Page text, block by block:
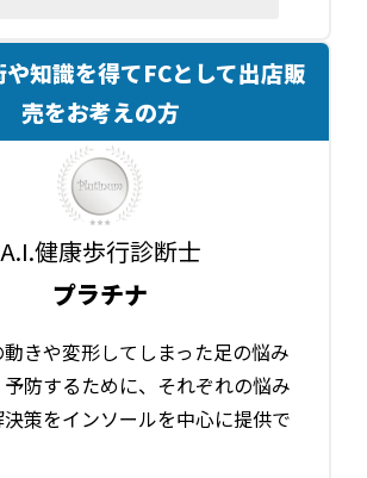
知識を得てFCとして出店販
売をお考えの方
A.I.健康歩行診断士
プラチナ
きや変形してしまった足の悩み
防するために、それぞれの悩み
策をインソールを中心に提供で